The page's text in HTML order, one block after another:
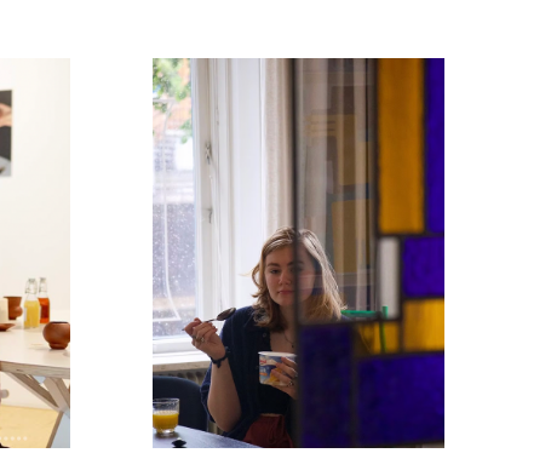
Lieve van Loon